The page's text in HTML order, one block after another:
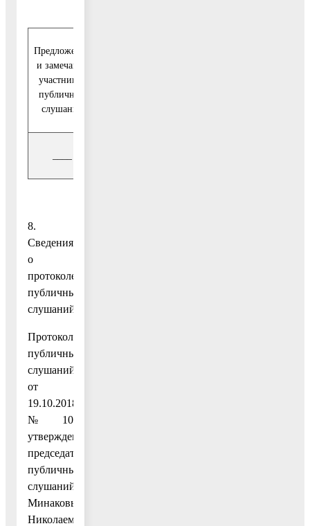
Предложения
и замечания
участников
публичных
слушаний
8.
Сведения
о
протоколе
публичных
слушаний:
Протокол
публичных
слушаний
от
19.10.2018
№ 10
утвержден
председателем
публичных
слушаний
Минаковым
Николаем